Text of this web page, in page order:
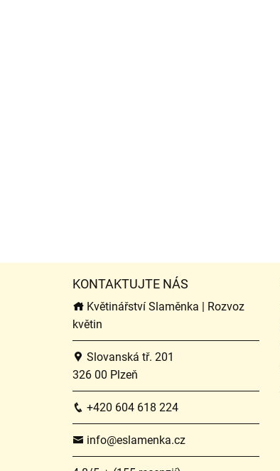
KONTAKTUJTE NÁS
Květinářství Slaměnka | Rozvoz
květin
Slovanská tř. 201
326 00 Plzeň
+420 604 618 224
info@eslamenka.cz